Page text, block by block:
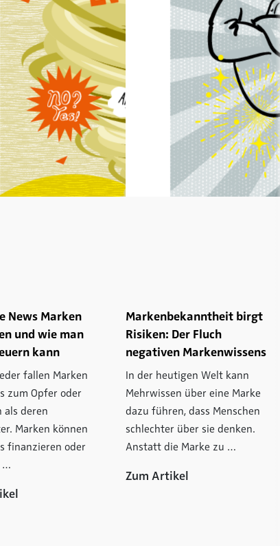
News Marken
und wie man
kann
fallen Marken
zum Opfer oder
als deren
Marken können
finanzieren oder
…
Markenbekanntheit birgt
Risiken: Der Fluch
negativen Markenwissens
In der heutigen Welt kann
Mehrwissen über eine Marke
dazu führen, dass Menschen
schlechter über sie denken.
Anstatt die Marke zu …
Zum Artikel